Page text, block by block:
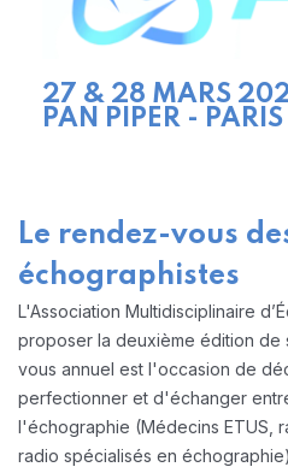
27 & 28 MARS
PAN PIPER - PARIS
Le rendez-vous
échographistes
L'Association Multidisciplinaire
proposer la deuxième édition de
vous annuel est l'occasion de
perfectionner et d'échanger
l'échographie (Médecins ETUS,
radio spécialisés en